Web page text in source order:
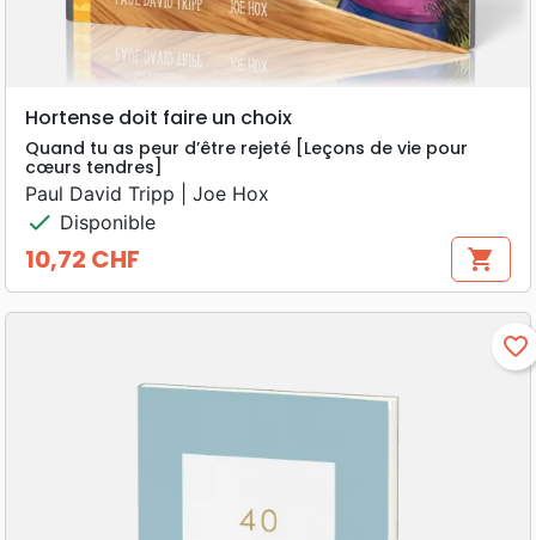
Hortense doit faire un choix
Quand tu as peur d’être rejeté [Leçons de vie pour
cœurs tendres]
Paul David Tripp | Joe Hox
check Disponible
Prix
10,72 CHF shopping_cart
favorite_border